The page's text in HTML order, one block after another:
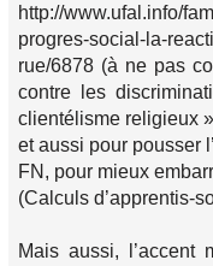
http://www.ufal.info/
progres-social-la-
rue/6878 (à ne pas
contre les
clientélisme religieux
et aussi pour pousser
FN, pour mieux
(Calculs d’apprentis-
Mais aussi, l’accent